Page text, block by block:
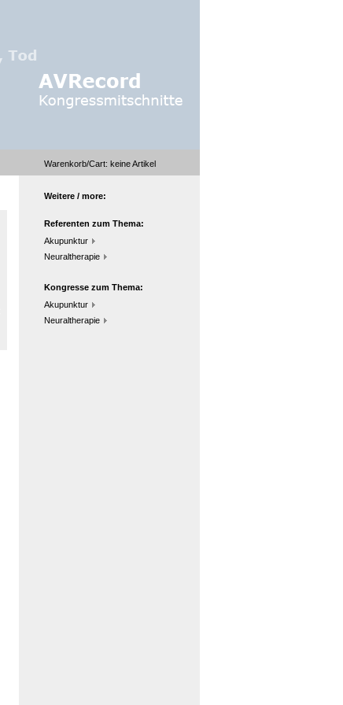
Warenkorb/Cart: keineArtikel
Weitere / more:
Referenten zum Thema:
Akupunktur
Neuraltherapie
Kongresse zum Thema:
Akupunktur
Neuraltherapie